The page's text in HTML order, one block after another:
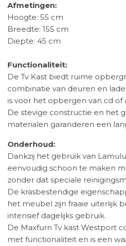
Afmetingen:
Hoogte: 55 cm
Breedte: 155 cm
Diepte: 45 cm
Functionaliteit:
De Tv Kast biedt ruime
combinatie van deuren en
is voor het opbergen van cd of
De stevige constructie en het
materialen garanderen een
Onderhoud:
Dankzij het gebruik van
eenvoudig schoon te maken
zonder dat speciale
De krasbestendige
het meubel zijn fraaie uiterlijk
intensief dagelijks gebruik.
De Maxfurn Tv kast Westport
met functionaliteit en is een